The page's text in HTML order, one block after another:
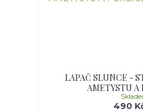
LAPAČ SLUNCE -
AMETYSTU A
490